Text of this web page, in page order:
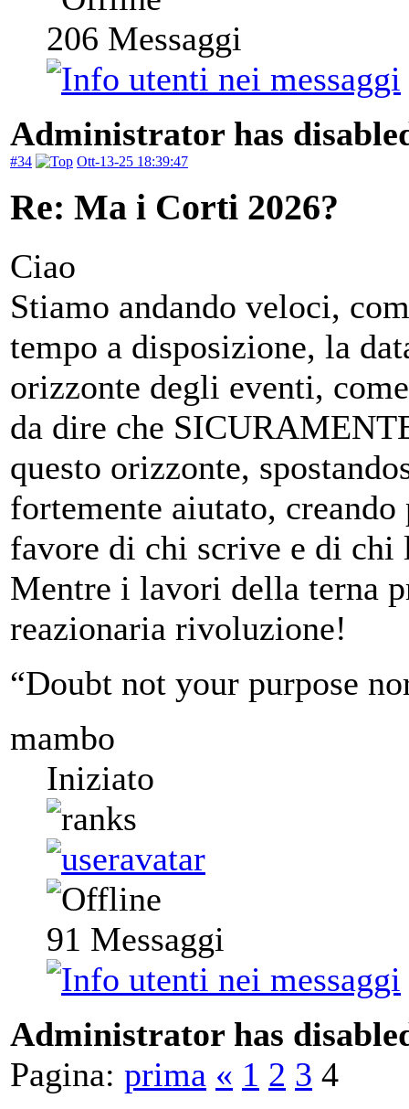
206 Messaggi
Administrator has
#34 Ott-13-25 18:39:47
Re: Ma i Corti 2026?
Ciao
Stiamo andando veloci,
tempo a disposizione, la
orizzonte degli eventi,
da dire che
questo orizzonte,
fortemente aiutato,
favore di chi scrive e di chi
Mentre i lavori della terna
reazionaria rivoluzione!
“Doubt not your purpose
mambo
Iniziato
91 Messaggi
Administrator has
Pagina: prima « 1 2 3 4